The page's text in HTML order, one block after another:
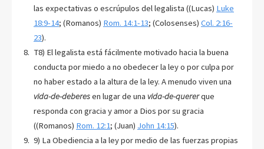
las expectativas o escrúpulos del legalista ((Lucas) Luke
18:9-14; (Romanos) Rom. 14:1-13; (Colosenses) Col. 2:16-
23).
T8) El legalista está fácilmente motivado hacia la buena
conducta por miedo a no obedecer la ley o por culpa por
no haber estado a la altura de la ley. A menudo viven una
vida-de-deberesen lugar de una vida-de-quererque
responda con gracia y amor a Dios por su gracia
((Romanos) Rom. 12:1; (Juan) John 14:15).
9) La Obediencia a la ley por medio de las fuerzas propias